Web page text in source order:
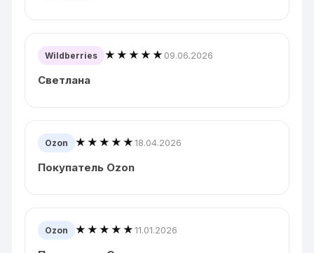
Wildberries ★★★★★ 09.06.2026
Светлана
Ozon ★★★★★18.04.2026
Покупатель Ozon
Ozon ★★★★★11.01.2026